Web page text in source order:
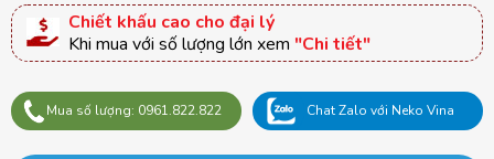
Chiết khấu cao cho đại lý
Khi mua với số lượng lớn xem "Chi tiết"
Mua số lượng: 0961.822.822 Chat Zalo với Neko Vina